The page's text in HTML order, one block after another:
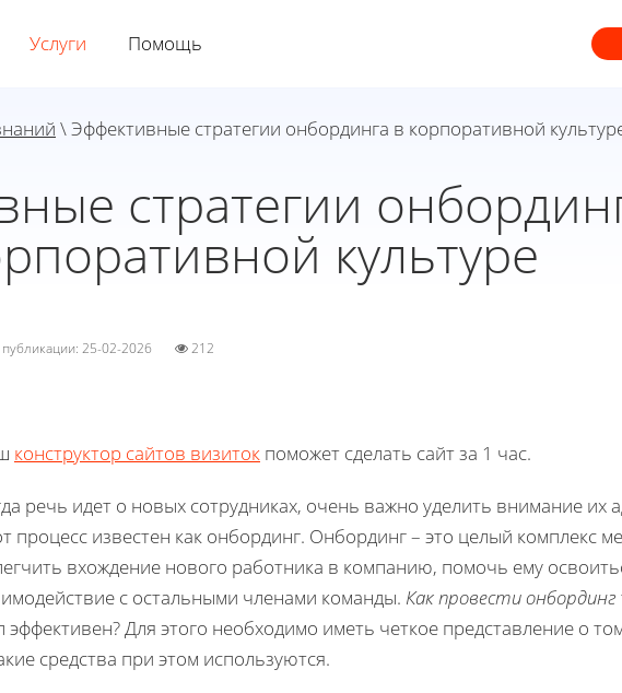
Услуги Помощь
\ Эффективные стратегии онбординга в корпоративной
стратегии
культуре
публикации: 25-02-2026 212
конструктор сайтов визиток поможет сделать сайт за 1 час.
речь идет о новых сотрудниках, очень важно уделить внимание их
процесс известен как онбординг. Онбординг – это целый комплекс
вхождение нового работника в компанию, помочь ему
с остальными членами команды. Как провести онбординг
эффективен? Для этого необходимо иметь четкое представление о
средства при этом используются.